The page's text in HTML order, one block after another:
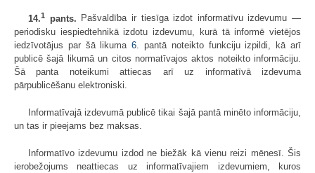
14.1 pants. Pašvaldība ir tiesīga izdot informatīvu izdevumu —
periodisku iespiedtehnikā izdotu izdevumu, kurā tā informē vietējos
iedzīvotājus par šā likuma6.
pantā noteikto funkciju izpildi, kā arī
publicē šajā likumā un citos normatīvajos aktos noteikto informāciju.
Šā panta noteikumi attiecas arī uz informatīvā izdevuma
pārpublicēšanu elektroniski.
Informatīvajā izdevumā publicē tikai šajā pantā minēto informāciju,
un tas ir pieejams bez maksas.
Informatīvo izdevumu izdod ne biežāk kā vienu reizi mēnesī. Šis
ierobežojums neattiecas uz informatīvajiem izdevumiem, kuros